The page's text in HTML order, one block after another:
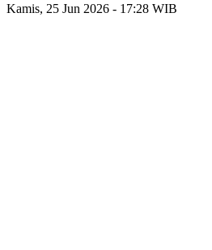
Kamis, 25 Jun 2026 - 17:28 WIB